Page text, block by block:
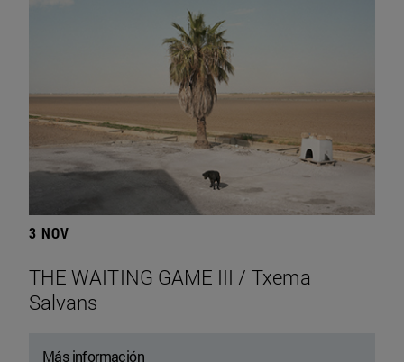
3 NOV
THE WAITING GAME III / Txema
Salvans
Más información